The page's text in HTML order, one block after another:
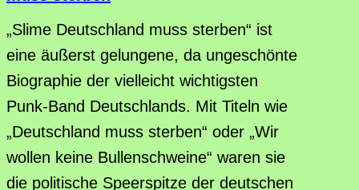
„Slime Deutschland muss sterben“ ist
eine äußerst gelungene, da ungeschönte
Biographie der vielleicht wichtigsten
Punk-Band Deutschlands. Mit Titeln wie
„Deutschland muss sterben“ oder „Wir
wollen keine Bullenschweine“ waren sie
die politische Speerspitze der deutschen